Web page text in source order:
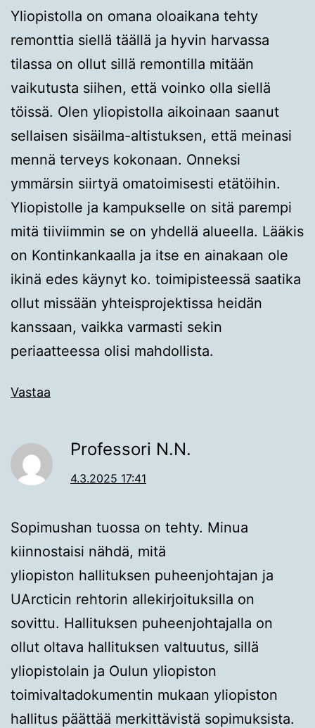
Yliopistolla on omana oloaikana tehty
remonttia siellä täällä ja hyvin harvassa
tilassa on ollut sillä remontilla mitään
vaikutusta siihen, että voinko olla siellä
töissä. Olen yliopistolla aikoinaan saanut
sellaisen sisäilma-altistuksen, että meinasi
mennä terveys kokonaan. Onneksi
ymmärsin siirtyä omatoimisesti etätöihin.
Yliopistolle ja kampukselle on sitä parempi
mitä tiiviimmin se on yhdellä alueella. Lääkis
on Kontinkankaalla ja itse en ainakaan ole
ikinä edes käynyt ko. toimipisteessä saatika
ollut missään yhteisprojektissa heidän
kanssaan, vaikka varmasti sekin
periaatteessa olisi mahdollista.
Vastaa
Professori N.N.
4.3.2025 17:41
Sopimushan tuossa on tehty. Minua
kiinnostaisi nähdä, mitä
yliopiston hallituksen puheenjohtajan ja
UArcticin rehtorin allekirjoituksilla on
sovittu. Hallituksen puheenjohtajalla on
ollut oltava hallituksen valtuutus, sillä
yliopistolain ja Oulun yliopiston
toimivaltadokumentin mukaan yliopiston
hallitus päättää merkittävistä sopimuksista.